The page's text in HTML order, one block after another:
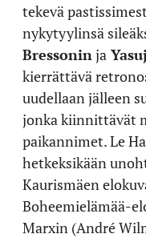
tekevä
nykytyylinsä
Bressonin ja
kierrättävä
uudellaan jälleen
jonka kiinnittävät
paikannimet. Le
hetkeksikään
Kaurismäen
Boheemielämää-
Marxin (André